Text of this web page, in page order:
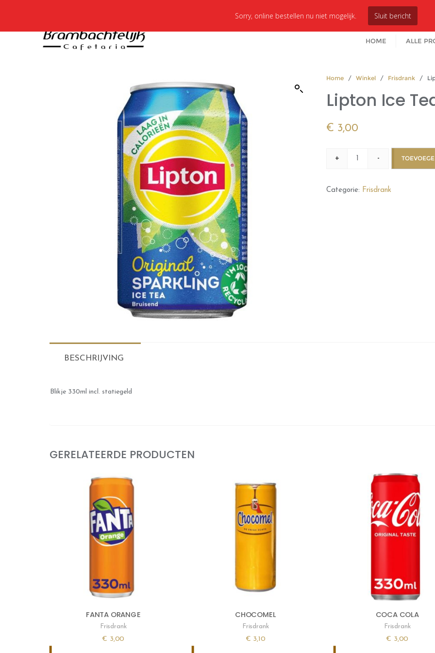
HOME ALLE
Home / Winkel / Frisdrank /
Lipton Ice
€ 3,00
+ -
Categorie: Frisdrank
BESCHRIJVING
Blikje 330ml incl. statiegeld
GERELATEERDE PRODUCTEN
FANTA ORANGE
Frisdrank
€ 3,00
CHOCOMEL
Frisdrank
€3,10
COCA COLA
Frisdrank
€ 3,00
Sorry, online bestellen nu niet mogelijk. Sluit bericht